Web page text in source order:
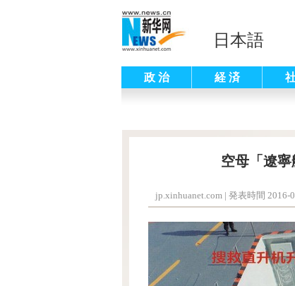
日本語
政 治 経 済
空母「遼
jp.xinhuanet.com | 発表時間 2016-